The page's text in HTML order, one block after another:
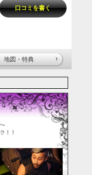
口コミを書く
地図・特典